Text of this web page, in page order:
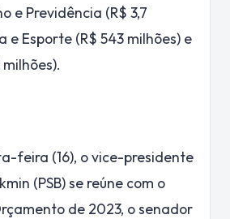
e Previdência (R$ 3,7
e Esporte (R$ 543 milhões) e
feira (16), o vice-presidente
(PSB) se reúne com o
de 2023, o senador